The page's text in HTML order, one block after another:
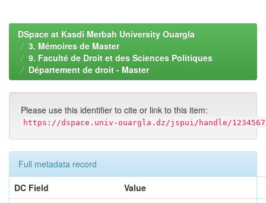
DSpace at Kasdi Merbah University Ouargla
3. Mémoires de Master
9. Faculté de Droit et des Sciences Politiques
Département de droit - Master
Please use this identifier to cite or link to this item:
https://dspace.univ-ouargla.dz/jspui/handle/
Full metadata record
DC Field
Value